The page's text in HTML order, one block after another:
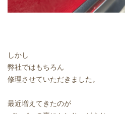
しかし
弊社ではもちろん
修理させていただきました。
最近増えてきたのが